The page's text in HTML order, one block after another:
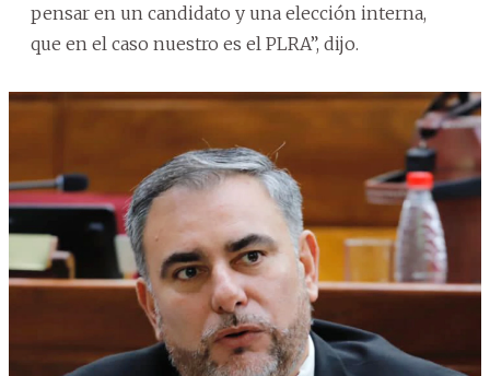
pensar en un candidato y una elección interna,
que en el caso nuestro es el PLRA”, dijo.